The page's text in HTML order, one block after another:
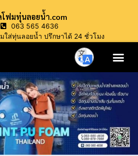
ฟมทุ่นลอยน้ำ.com
063 565 4636
ใส่ทุ่นลอยน้ำ ปรึกษาได้ 24 ชั่วโมง